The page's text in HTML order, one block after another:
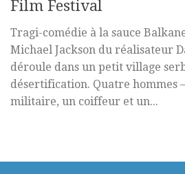
Film Festival
Tragi-comédie à la sauce
Michael Jackson du réalisateur
déroule dans un petit village
désertification. Quatre hommes
militaire, un coiffeur et un...